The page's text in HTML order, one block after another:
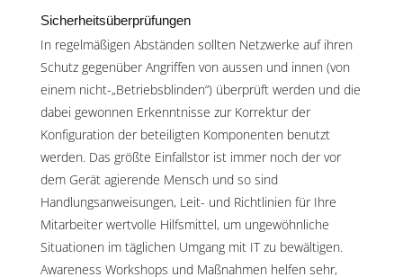
Sicherheitsüberprüfungen
In regelmäßigen Abständen sollten Netzwerke auf ihren
Schutz gegenüber Angriffen von aussen und innen (von
einem nicht-„Betriebsblinden“) überprüft werden und die
dabei gewonnen Erkenntnisse zur Korrektur der
Konfiguration der beteiligten Komponenten benutzt
werden. Das größte Einfallstor ist immer noch der vor
dem Gerät agierende Mensch und so sind
Handlungsanweisungen, Leit- und Richtlinien für Ihre
Mitarbeiter wertvolle Hilfsmittel, um ungewöhnliche
Situationen im täglichen Umgang mit IT zu bewältigen.
Awareness Workshops und Maßnahmen helfen sehr,